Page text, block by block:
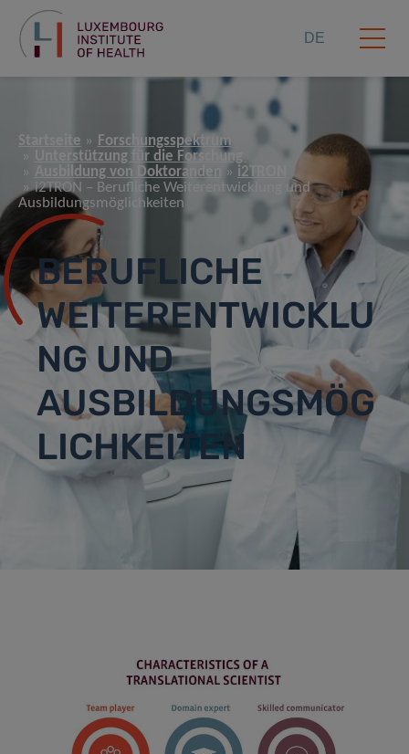
DE
Startseite
Forschungsspektrum
Unterstützung für die Forschung
Ausbildung von Doktoranden
i2TRON
i2TRON – Berufliche Weiterentwicklung und
Ausbildungsmöglichkeiten
BERUFLICHE
WEITERENTWICKLU
NG UND
AUSBILDUNGSMÖG
LICHKEITEN